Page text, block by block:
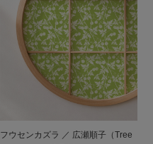
フウセンカズラ ／ 広瀬順子（Tree